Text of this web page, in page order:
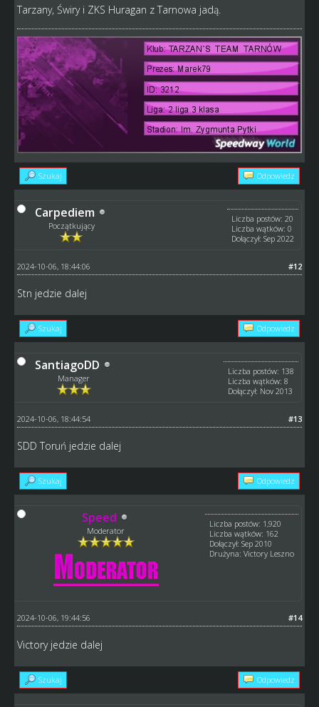
Tarzany, Świry i ZKS Huragan z Tarnowa jadą.
Szukaj Odpowiedz
Carpediem
Początkujący
Liczba postów: 20
Liczba wątków: 0
Dołączył: Sep 2022
#12
2024-10-06, 18:44:06
Stn jedzie dalej
Szukaj Odpowiedz
SantiagoDD
Manager
Liczba postów: 138
Liczba wątków: 8
Dołączył: Nov 2013
#13
2024-10-06, 18:44:54
SDD Toruń jedzie dalej
Szukaj Odpowiedz
Speed
Moderator
Liczba postów: 1,920
Liczba wątków: 162
Dołączył: Sep 2010
Drużyna: Victory Leszno
#14
2024-10-06, 19:44:56
Victory jedzie dalej
Szukaj Odpowiedz